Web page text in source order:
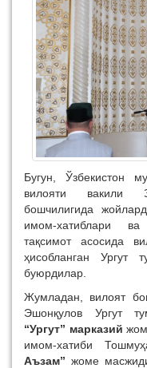
Бугун, Ўзбекистон
вилояти вакили
бошчилигида
имом-хатиблари ва
тақсимот асосида
ҳисобланган Ургут
буюрдилар.
Жумладан, вилоят
Эшонқулов Ургут
“Ургут” марказий
имом-хатиби
Аъзам” жоме